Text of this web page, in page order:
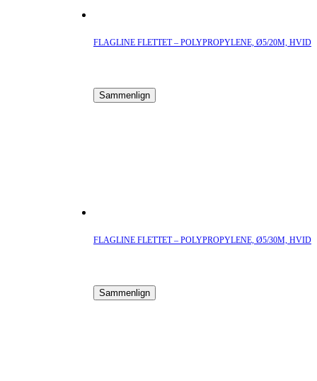
FLAGLINE FLETTET – POLYPROPYLENE, Ø5/20M, HVID
Sammenlign
FLAGLINE FLETTET – POLYPROPYLENE, Ø5/30M, HVID
Sammenlign